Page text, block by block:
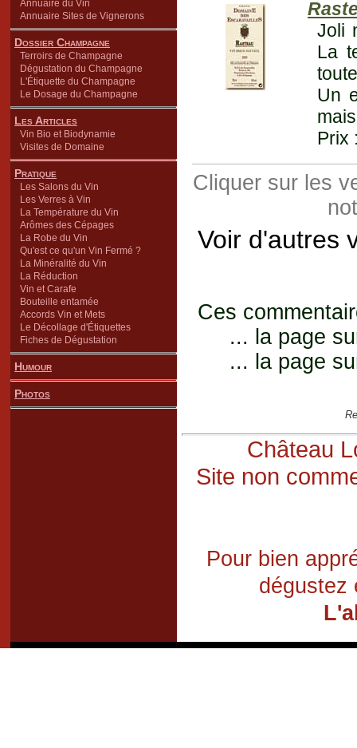
Annuaire du Vin
Annuaire Sites de Vignerons
Dossier Champagne
Terroirs de Champagne
Dégustation du Champagne
L'Étiquette du Champagne
Le Dosage du Champagne
Les Articles
Vin Bio et Biodynamie
Visites de Domaine
Pratique
Les Salons du Vin
Les Verres à Vin
La Température du Vin
Arômes des Cépages
La Robe du Vin
Qu'est ce qu'un Vin Fermé ?
La Minéralité du Vin
La Réduction
Vin et Carafe
Bouteille entamée
Accords Vin et Mets
Le Décollage d'Étiquettes
Fiches de Dégustation
Humour
Photos
Joli
La
Un
Prix
Cliquer sur les
Voir d'autres
Ces
... la page
... la page
Château
Site non
Pour bien
dégustez